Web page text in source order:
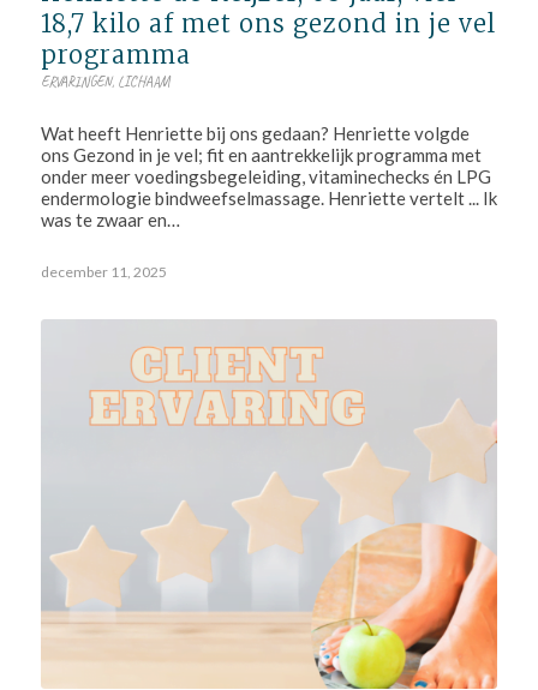
18,7 kilo af met ons gezond in je vel
programma
ERVARINGEN, LICHAAM
Wat heeft Henriette bij ons gedaan? Henriette volgde
ons Gezond in je vel; fit en aantrekkelijk programma met
onder meer voedingsbegeleiding, vitaminechecks én LPG
endermologie bindweefselmassage. Henriette vertelt ... Ik
was te zwaar en…
december 11, 2025